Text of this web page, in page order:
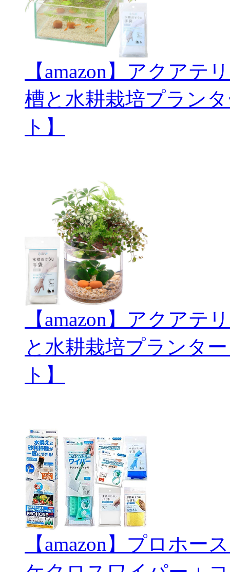
【amazon】アクアテ
槽と水耕栽培プラン
ト】
【amazon】アクアテ
と水耕栽培プランタ
ト】
【amazon】プロホ